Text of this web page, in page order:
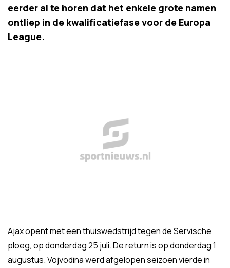
eerder al te horen dat het enkele grote namen
ontliep in de kwalificatiefase voor de Europa
League.
Ajax opent met een thuiswedstrijd tegen de Servische
ploeg, op donderdag 25 juli. De return is op donderdag 1
augustus. Vojvodina werd afgelopen seizoen vierde in